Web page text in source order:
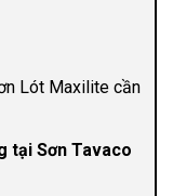
Lót Maxilite cần
tại Sơn Tavaco